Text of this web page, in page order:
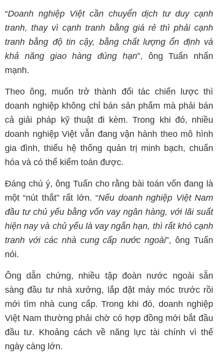
“Doanh nghiệp Việt cần chuyển dịch tư duy cạnh
tranh, thay vì cạnh tranh bằng giá rẻ thì phải cạnh
tranh bằng độ tin cậy, bằng chất lượng ổn định và
khả năng giao hàng đúng hạn”, ông Tuấn nhấn
mạnh.
Theo ông, muốn trở thành đối tác chiến lược thì
doanh nghiệp không chỉ bán sản phẩm mà phải bán
cả giải pháp kỹ thuật đi kèm. Trong khi đó, nhiều
doanh nghiệp Việt vẫn đang vận hành theo mô hình
gia đình, thiếu hệ thống quản trị minh bạch, chuẩn
hóa và có thể kiểm toán được.
Đáng chú ý, ông Tuấn cho rằng bài toán vốn đang là
một “nút thắt” rất lớn. “Nếu doanh nghiệp Việt Nam
đầu tư chủ yếu bằng vốn vay ngân hàng, với lãi suất
hiện nay và chủ yếu là vay ngắn hạn, thì rất khó cạnh
tranh với các nhà cung cấp nước ngoài”, ông Tuấn
nói.
Ông dẫn chứng, nhiều tập đoàn nước ngoài sẵn
sàng đầu tư nhà xưởng, lắp đặt máy móc trước rồi
mới tìm nhà cung cấp. Trong khi đó, doanh nghiệp
Việt Nam thường phải chờ có hợp đồng mới bắt đầu
đầu tư. Khoảng cách về năng lực tài chính vì thế
ngày càng lớn.